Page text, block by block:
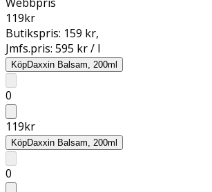
119kr
Butikspris: 159 kr,
Jmfs.pris: 595 kr / l
KöpDaxxin Balsam, 200ml
0
119kr
KöpDaxxin Balsam, 200ml
0